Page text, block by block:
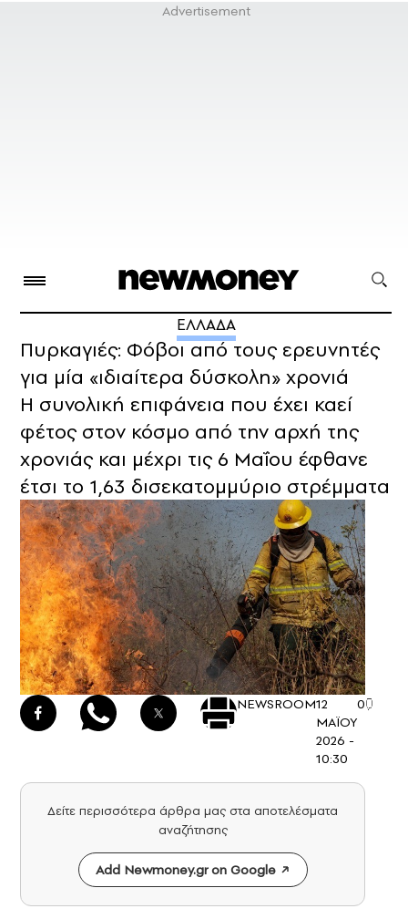
ΕΛΛΑΔΑ
Πυρκαγιές: Φόβοι από τους ερευνητές
για μία «ιδιαίτερα δύσκολη» χρονιά
Η συνολική επιφάνεια που έχει καεί
φέτος στον κόσμο από την αρχή της
χρονιάς και μέχρι τις 6 Μαΐου έφθανε
έτσι το 1,63 δισεκατομμύριο στρέμματα
NEWSROOM12
ΜΑΪΟΥ
2026 -
10:30
0
Δείτε περισσότερα άρθρα μας στα αποτελέσματα
αναζήτησης
Add Newmoney.gr on Google